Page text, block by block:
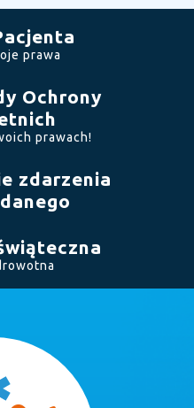
prawa
Ochrony
prawach!
zdarzenia